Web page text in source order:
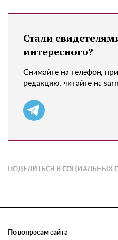
Стали
интересного?
Снимайте на телефон,
редакцию, читайте на
ПОДЕЛИТЬСЯ В СОЦИАЛЬНЫХ
По вопросам сайта